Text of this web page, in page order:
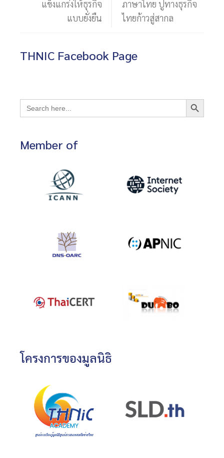
แข็งแกร่งให้ธุรกิจ
แบบยั่งยืน
ภาษาไทย ปูทางธุรกิจ
ไทยก้าวสู่สากล
THNIC Facebook Page
Search
for:
Search Button
Member of
โครงการของมูลนิธิ